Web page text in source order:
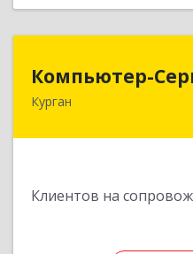
Компьютер-
Курган
Клиентов на